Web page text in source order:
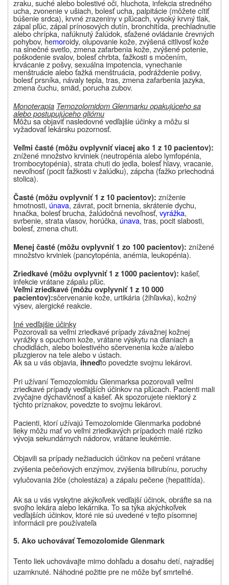
zraku, suché alebo bolestivé oči, hluchota, infekcia stredného
ucha, zvonenie v ušiach, bolesť ucha, palpitácie (môžete cítiť
búšenie srdca), krvné zrazeniny v pľúcach, vysoký krvný tlak,
zápal pľúc, zápal prínosových dutín, bronchitída, prechladnutie
alebo chrípka, nafúknutý žalúdok, sťažené ovládanie črevných
pohybov, hemoroidy, olupovanie kože, zvýšená citlivosť kože
na slnečné svetlo, zmena zafarbenia kože, zvýšené potenie,
poškodenie svalov, bolesť chrbta, ťažkosti s močením,
krvácanie z pošvy, sexuálna impotencia, vynechanie
menštruácie alebo ťažká menštruácia, podráždenie pošvy,
bolesť prsníka, návaly tepla, tras, zmena zafarbenia jazyka,
zmena čuchu, smäd, porucha zubov.
Monoterapia Temozolomidom Glenmarku opakujúceho sa
alebo postupujúceho gliómu
Môžu sa objaviť nasledovné vedľajšie účinky a môžu si
vyžadovať lekársku pozornosť.
Veľmi časté (môžu ovplyvniť viacej ako 1 z 10 pacientov):
znížené množstvo krviniek (neutropénia alebo lymfopénia,
trombocytopénia), strata chuti do jedla, bolesť hlavy, vracanie,
nevoľnosť (pocit ťažkosti v žalúdku), zápcha (ťažko priechodná
stolica).
Časté (môžu ovplyvniť 1 z 10 pacientov): zníženie
hmotnosti, únava, závrat, pocit brnenia, skrátenie dychu,
hnačka, bolesť brucha, žalúdočná nevoľnosť, vyrážka,
svrbenie, strata vlasov, horúčka, únava, tras, pocit slabosti,
bolesť, zmena chuti.
Menej časté (môžu ovplyvniť 1 zo 100 pacientov): znížené
množstvo krviniek (pancytopénia, anémia, leukopénia).
Zriedkavé (môžu ovplyvniť 1 z 1000 pacientov): kašeľ,
infekcie vrátane zápalu pľúc.
Veľmi zriedkavé (môžu ovplyvniť 1 z 10 000
pacientov):sčervenanie kože, urtikária (žihľavka), kožný
výsev, alergické reakcie.
Iné vedľajšie účinky
Pozorovali sa veľmi zriedkavé prípady závažnej kožnej
vyrážky s opuchom kože, vrátane výskytu na dlaniach a
chodidlách, alebo bolestivého sčervenenia kože a/alebo
pľuzgierov na tele alebo v ústach.
Ak sa u vás objavia, ihneďto povedzte svojmu lekárovi.
Pri užívaníTemozolomidu Glenmarksa pozorovali veľmi
zriedkavé prípady vedľajších účinkov na pľúcach. Pacienti mali
zvyčajne dýchavičnosť a kašeľ. Ak spozorujete niektorý z
týchto príznakov, povedzte to svojmu lekárovi.
Pacienti, ktorí užívajú Temozolomide Glenmarka podobné
lieky môžu mať vo veľmi zriedkavých prípadoch malé riziko
vývoja sekundárnych nádorov, vrátane leukémie.
Objavili sa prípady nežiaducich účinkov na pečeni vrátane
zvýšenia pečeňových enzýmov, zvýšenia bilirubínu, poruchy
vylučovania žlče (cholestáza) a zápalu pečene (hepatitída).
Ak sa u vás vyskytne akýkoľvek vedľajší účinok, obráťte sa na
svojho lekára alebo lekárnika. To sa týka akýchkoľvek
vedľajších účinkov, ktoré nie sú uvedené v tejto písomnej
informácii pre používateľa
5. Ako uchovávať Temozolomide Glenmark
Tento liek uchovávajte mimo dohľadu a dosahu detí, najradšej
uzamknuté. Náhodné požitie pre ne môže byť smrteľné.